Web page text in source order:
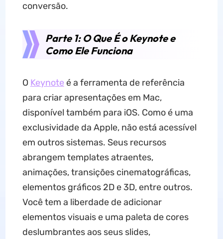
conversão.
Parte 1: O Que É o Keynote e
Como Ele Funciona
O Keynote é a ferramenta de referência
para criar apresentações em Mac,
disponível também para iOS. Como é uma
exclusividade da Apple, não está acessível
em outros sistemas. Seus recursos
abrangem templates atraentes,
animações, transições cinematográficas,
elementos gráficos 2D e 3D, entre outros.
Você tem a liberdade de adicionar
elementos visuais e uma paleta de cores
deslumbrantes aos seus slides,